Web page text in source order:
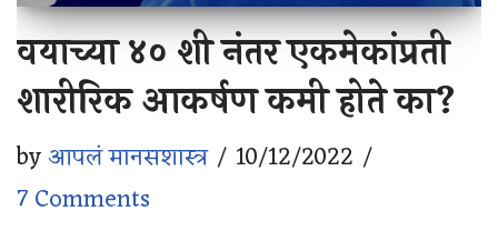
वयाच्या ४० शी नंतर एकमेकांप्रती
शारीरिक आकर्षण कमी होते का?
byआपलं मानसशास्त्र
10/12/2022
7 Comments